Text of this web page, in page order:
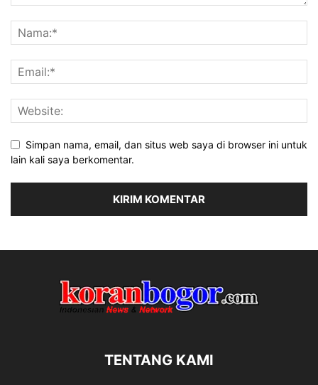
Simpan nama, email, dan situs web saya di browser ini untuk
lain kali saya berkomentar.
TENTANG KAMI